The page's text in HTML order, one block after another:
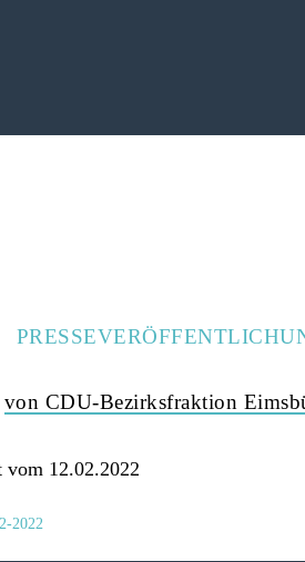
von CDU-Bezirksfraktion
12.02.2022
2022